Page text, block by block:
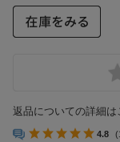
返品についての詳細は
4.8